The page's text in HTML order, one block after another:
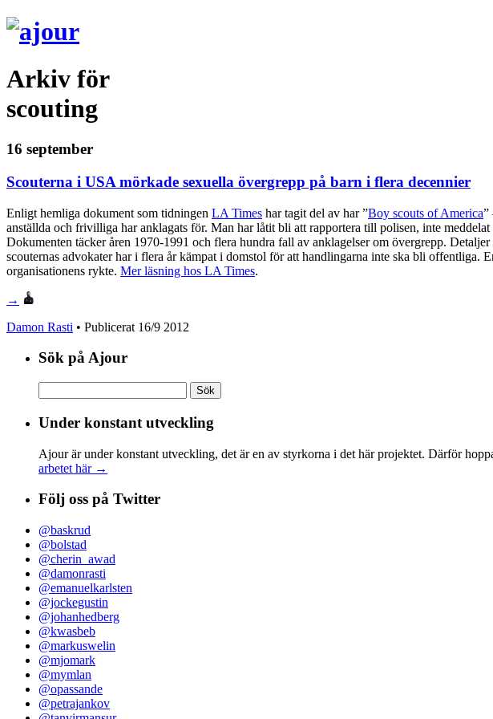
Arkiv för
scouting
16 september
Scouterna i USA mörkade sexuella övergrepp på barn i flera decennier
Enligt hemliga dokument som tidningen LA Times har tagit del av har ”Boy scouts of America”
anställda och frivilliga har anklagats för. Man har låtit bli att rapportera till polisen, inte
Dokumenten täcker åren 1970-1991 och flera hundra fall av anklagelser om övergrepp.
scouternas advokater har i flera år kämpat i domstol för att handlingarna inte ska bli offentliga.
organisationens rykte. Mer läsning hos LA Times.
→
Damon Rasti • Publicerat 16/9 2012
Sök på Ajour
efter:
Under konstant utveckling
Ajour är under konstant utveckling, det är en av styrkorna i det här projektet. Därför
arbetet här →
Följ oss på Twitter
@baskrud
@bolstad
@cherin_awad
@damonrasti
@emanuelkarlsten
@jockegustin
@johanhedberg
@kwasbeb
@markuswelin
@mjomark
@mymlan
@opassande
@petrajankov